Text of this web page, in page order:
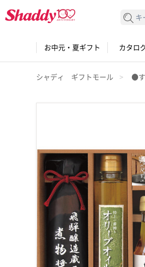
お中元・夏ギフト カタロ
シャディ ギフトモール ●す